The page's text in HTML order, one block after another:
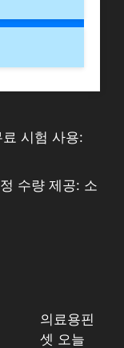
시험 사용:
수량 제공: 소
의료용핀
셋 오늘